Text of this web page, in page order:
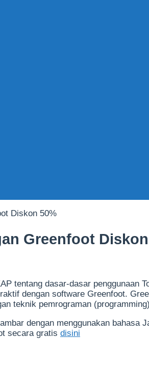
Diskon 50%
Greenfoot
tentang dasar-dasar penggunaan
dengan software Greenfoot.
teknik pemrograman
dengan menggunakan
secara gratis disini